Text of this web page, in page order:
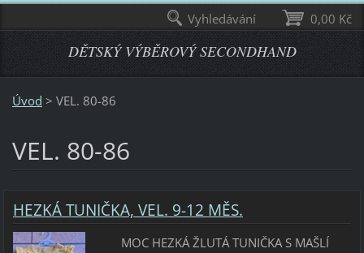
DĚTSKÝ VÝBĚROVÝ SECONDHAND
Úvod > VEL. 80-86
VEL. 80-86
HEZKÁ TUNIČKA, VEL. 9-12 MĚS.
MOC HEZKÁ ŽLUTÁ TUNIČKA S MAŠLÍ
0,00 Kč
Vyhledávání